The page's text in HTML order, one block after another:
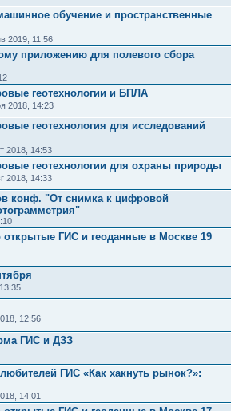
обучение и пространственные
2019, 11:56
приложению для полевого сбора
геотехнологии и БПЛА
2018, 14:23
геотехнология для исследований
2018, 14:53
геотехнологии для охраны природы
2018, 14:33
конф. "От снимка к цифровой
открытые ГИС и геоданные в Москве 19
12:56
ГИС и ДЗЗ
ГИС «Как хакнуть рынок?»:
14:01